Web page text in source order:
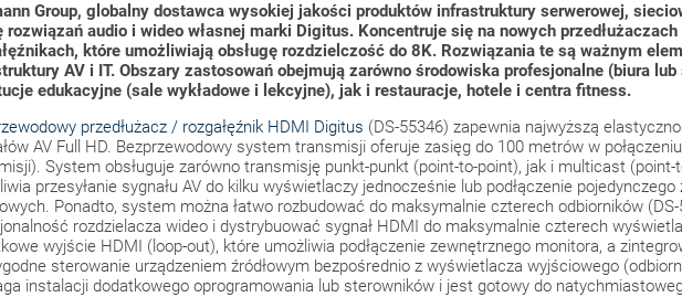
Group, globalny dostawca wysokiej jakości produktów infrastruktury serwerowej,
rozwiązań audio i wideo własnej marki Digitus. Koncentruje się na nowych
które umożliwiają obsługę rozdzielczość do 8K. Rozwiązania te są ważnym
AV i IT. Obszary zastosowań obejmują zarówno środowiska profesjonalne (biura
edukacyjne (sale wykładowe i lekcyjne), jak i restauracje, hotele i centra fitness.
przedłużacz / rozgałęźnik HDMI Digitus (DS-55346) zapewnia najwyższą
AV Full HD. Bezprzewodowy system transmisji oferuje zasięg do 100 metrów w
System obsługuje zarówno transmisję punkt-punkt (point-to-point), jak i multicast
przesyłanie sygnału AV do kilku wyświetlaczy jednocześnie lub podłączenie
Ponadto, system można łatwo rozbudować do maksymalnie czterech odbiorników
rozdzielacza wideo i dystrybuować sygnał HDMI do maksymalnie czterech
wyjście HDMI (loop-out), które umożliwia podłączenie zewnętrznego monitora, a
sterowanie urządzeniem źródłowym bezpośrednio z wyświetlacza wyjściowego
instalacji dodatkowego oprogramowania lub sterowników i jest gotowy do